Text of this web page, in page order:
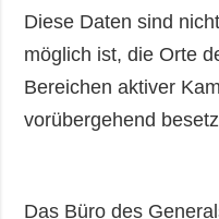
Diese Daten sind
möglich ist, die Orte
Bereichen aktiver
vorübergehend
Das Büro des